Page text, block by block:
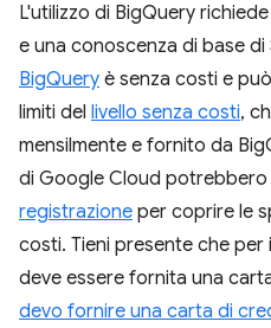
L'utilizzo di BigQuery
e una conoscenza di base di
BigQuery è senza costi e
limiti del livello senza costi,
mensilmente e fornito da
di Google Cloud potrebbero
registrazione per coprire le
costi. Tieni presente che
deve essere fornita una
devo fornire una carta di